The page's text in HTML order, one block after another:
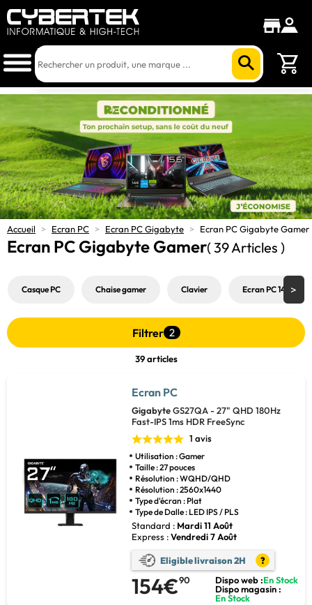
Accueil > Ecran PC > Ecran PC Gigabyte > Ecran PC Gigabyte Gamer
Ecran PC Gigabyte Gamer( 39 Articles )
Casque PC Chaise gamer Clavier Ecran PC 144Hz
Filtrer 2
39 articles
Ecran PC
GigabyteGS27QA - 27" QHD 180Hz
Fast-IPS 1ms HDR FreeSync
1 avis
Utilisation : Gamer
Taille : 27 pouces
Résolution : WQHD/QHD
Résolution : 2560x1440
Type d'écran : Plat
Type de Dalle : LED IPS / PLS
Standard : Mardi 11 Août
Express :Vendredi 7 Août
Eligible livraison 2H ?
154€90 Dispo web :En Stock
Dispo magasin :
En Stock